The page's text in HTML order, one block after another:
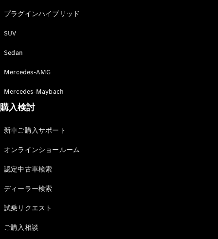
プラグインハイブリッド
SUV
Sedan
Mercedes-AMG
Mercedes-Maybach
購入検討
新車ご購入サポート
オンラインショールーム
認定中古車検索
ディーラー検索
試乗リクエスト
ご購入相談